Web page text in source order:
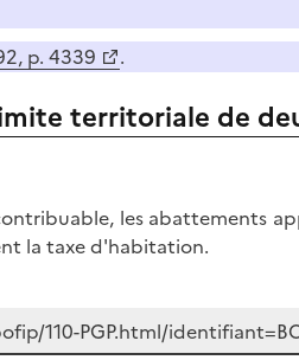
p. 4339 .
territoriale de
les abattements
la taxe d'habitation.